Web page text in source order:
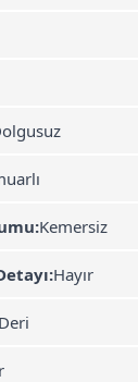
Kemersiz
Hayır